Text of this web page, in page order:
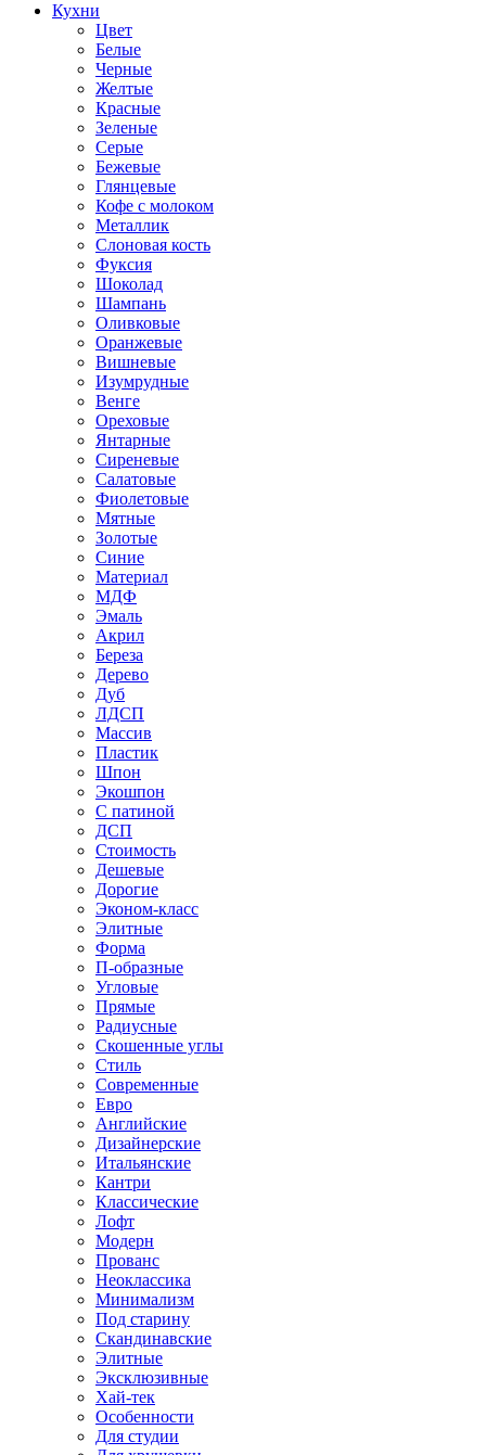
Кухни
Цвет
Белые
Черные
Желтые
Красные
Зеленые
Серые
Бежевые
Глянцевые
Кофе с молоком
Металлик
Слоновая кость
Фуксия
Шоколад
Шампань
Оливковые
Оранжевые
Вишневые
Изумрудные
Венге
Ореховые
Янтарные
Сиреневые
Салатовые
Фиолетовые
Мятные
Золотые
Синие
Материал
МДФ
Эмаль
Акрил
Береза
Дерево
Дуб
ЛДСП
Массив
Пластик
Шпон
Экошпон
С патиной
ДСП
Стоимость
Дешевые
Дорогие
Эконом-класс
Элитные
Форма
П-образные
Угловые
Прямые
Радиусные
Скошенные углы
Стиль
Современные
Евро
Английские
Дизайнерские
Итальянские
Кантри
Классические
Лофт
Модерн
Прованс
Неоклассика
Минимализм
Под старину
Скандинавские
Элитные
Эксклюзивные
Хай-тек
Особенности
Для студии